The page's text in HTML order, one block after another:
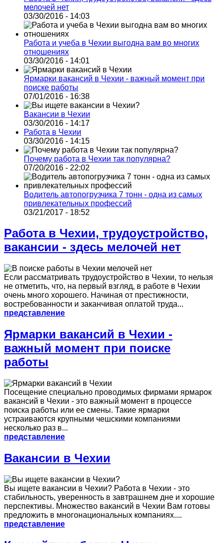
мелочей нет
03/30/2016 - 14:03
Работа и учеба в Чехии выгодна вам во многих
отношениях
03/30/2016 - 14:01
Ярмарки вакансий в Чехии - важный момент при
поиске работы
07/01/2016 - 16:38
Вакансии в Чехии
03/30/2016 - 14:17
Работа в Чехии
03/30/2016 - 14:15
Почему работа в Чехии так популярна?
07/20/2016 - 22:02
Водитель автопогрузчика 7 тонн - одна из самых
привлекательных профессий
03/21/2017 - 18:52
Работа в Чехии, трудоустройство,
вакансии - здесь мелочей нет
Если рассматривать трудоустройство в Чехии, то нельзя
не отметить, что, на первый взгляд, в работе в Чехии
очень много хорошего. Начиная от престижности,
востребованности и заканчивая оплатой труда...
представление
Ярмарки вакансий в Чехии -
важный момент при поиске
работы
Посещение специально проводимых фирмами ярмарок
вакансий в Чехии - это важный момент в процессе
поиска работы или ее смены. Такие ярмарки
устраиваются крупными чешскими компаниями
несколько раз в...
представление
Вакансии в Чехии
Вы ищете вакансии в Чехии? Работа в Чехии - это
стабильность, уверенность в завтрашнем дне и хорошие
перспективы. Множество вакансий в Чехии Вам готовы
предложить в многонациональных компаниях....
представление